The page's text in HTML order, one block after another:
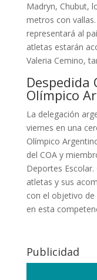
Madryn, Chubut,
metros con
representará al
atletas estarán
Valeria Cemino,
Despedida
Olímpico
La delegación
viernes en una
Olímpico
del COA y
Deportes
atletas y sus
con el objetivo
en esta
Publicidad